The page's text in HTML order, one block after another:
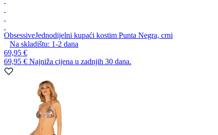
ObsessiveJednodijelni kupaći kostim Punta Negra, crni
Na skladištu: 1-2 dana
69,95 €
69,95 € Najniža cijena u zadnjih 30 dana.